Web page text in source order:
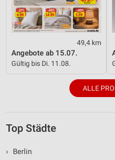
49,4 km
Angebote ab 15.07.
Gültig bis Di. 11.08.
ALLE
Top Städte
›
Berlin